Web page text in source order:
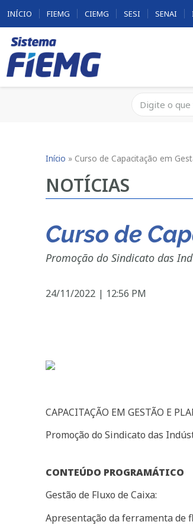
INÍCIO FIEMG CIEMG SESI SENAI
Início » Curso de Capacitação em
NOTÍCIAS
Curso de
Promoção do Sindicato das
24/11/2022 | 12:56 PM
CAPACITAÇÃO EM GESTÃO E
Promoção do Sindicato das
CONTEÚDO PROGRAMÁTICO
Gestão de Fluxo de Caixa:
Apresentação da ferramenta de